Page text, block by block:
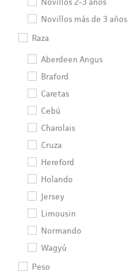
Novillos más de 3 años
Raza
Aberdeen Angus
Braford
Caretas
Cebú
Charolais
Cruza
Hereford
Holando
Jersey
Limousin
Normando
Wagyú
Peso